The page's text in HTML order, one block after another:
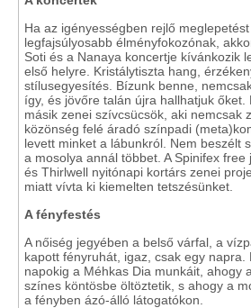
Ha az igényességben rejlő
legfajsúlyosabb élményfokozónak,
Soti és a Nanaya koncertje kívánkozik
első helyre. Kristálytiszta hang,
stílusegyesítés. Bízunk benne,
így, és jövőre talán újra hallhatjuk őket.
másik zenei szívcsücsök, aki nemcsak
közönség felé áradó színpadi
levett minket a lábunkról. Nem beszélt
a mosolya annál többet. A Spinifex
és Thirlwell nyitónapi kortárs zenei
miatt vívta ki kiemelten tetszésünket.
A fényfestés
A nőiség jegyében a belső várfal, a
kapott fényruhát, igaz, csak egy napra.
napokig a Méhkas Dia munkáit, ahogy
színes köntösbe öltöztetik, s ahogy a
a fényben ázó-álló látogatókon.